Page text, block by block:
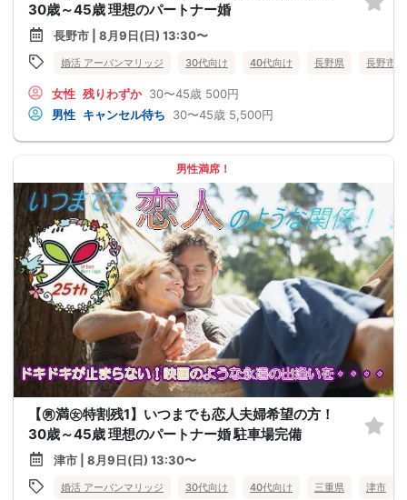
30歳～45歳 理想のパートナー婚
長野市 | 8月9日(日) 13:30〜
婚活 アーバンマリッジ 30代向け 40代向け 長野県 長野市
女性 残りわずか 30〜45歳 500円
男性 キャンセル待ち 30〜45歳 5,500円
男性満席！
【㊚満㊛特割残1】いつまでも恋人夫婦希望の方！
30歳～45歳 理想のパートナー婚 駐車場完備
津市 | 8月9日(日) 13:30〜
婚活 アーバンマリッジ 30代向け 40代向け 三重県 津市